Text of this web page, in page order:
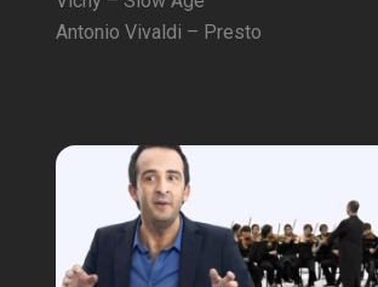
Antonio Vivaldi – Presto